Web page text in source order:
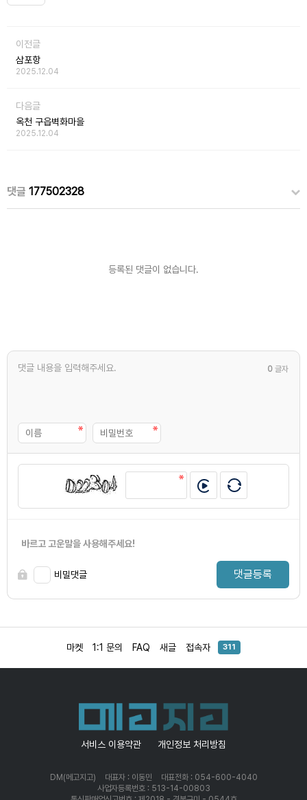
이전글
삼포항
2025.12.04
다음글
옥천 구읍벽화마을
2025.12.04
댓글 177502328
등록된 댓글이 없습니다.
0 글자
바르고 고운말을 사용해주세요!
비밀댓글 댓글등록
마켓 1:1 문의 FAQ 새글 접속자 311
서비스 이용약관 개인정보 처리방침
DM(메고지고) 대표자 : 이동민
대표전화 : 054-600-4040
사업자등록번호 : 513-14-00803